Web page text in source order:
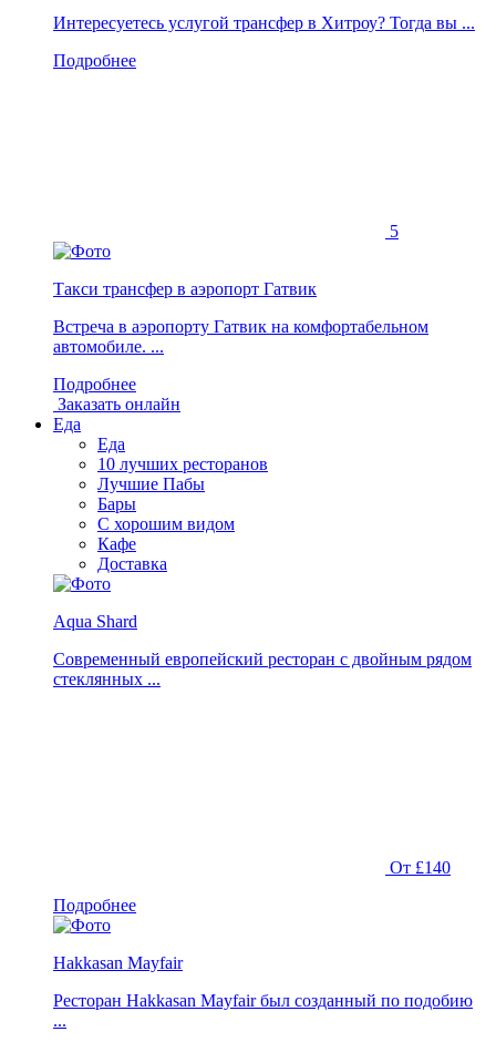
Интересуетесь услугой трансфер в Хитроу? Тогда вы ...
Подробнее
5
Такси трансфер в аэропорт Гатвик
Встреча в аэропорту Гатвик на комфортабельном
автомобиле. ...
Подробнее
Заказать онлайн
Еда
Еда
10 лучших ресторанов
Лучшие Пабы
Бары
С хорошим видом
Кафе
Доставка
Aqua Shard
Современный европейский ресторан с двойным рядом
стеклянных ...
От £140
Подробнее
Hakkasan Mayfair
Ресторан Hakkasan Mayfair был созданный по подобию
...